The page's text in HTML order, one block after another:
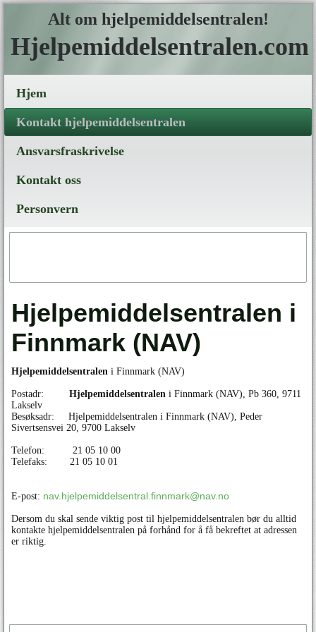
Alt om hjelpemiddelsentralen!
Hjelpemiddelsentralen.com
Hjem
Kontakt hjelpemiddelsentralen
Ansvarsfraskrivelse
Kontakt oss
Personvern
Hjelpemiddelsentralen i
Finnmark (NAV)
Hjelpemiddelsentralen i Finnmark (NAV)
Postadr:Hjelpemiddelsentralen i Finnmark (NAV), Pb 360, 9711
Lakselv
Besøksadr: Hjelpemiddelsentralen i Finnmark (NAV), Peder
Sivertsensvei 20, 9700 Lakselv
Telefon: 21 05 10 00
Telefaks: 21 05 10 01
E-post: nav.hjelpemiddelsentral.finnmark@nav.no
Dersom du skal sende viktig post til hjelpemiddelsentralen bør du alltid
kontakte hjelpemiddelsentralen på forhånd for å få bekreftet at adressen
er riktig.